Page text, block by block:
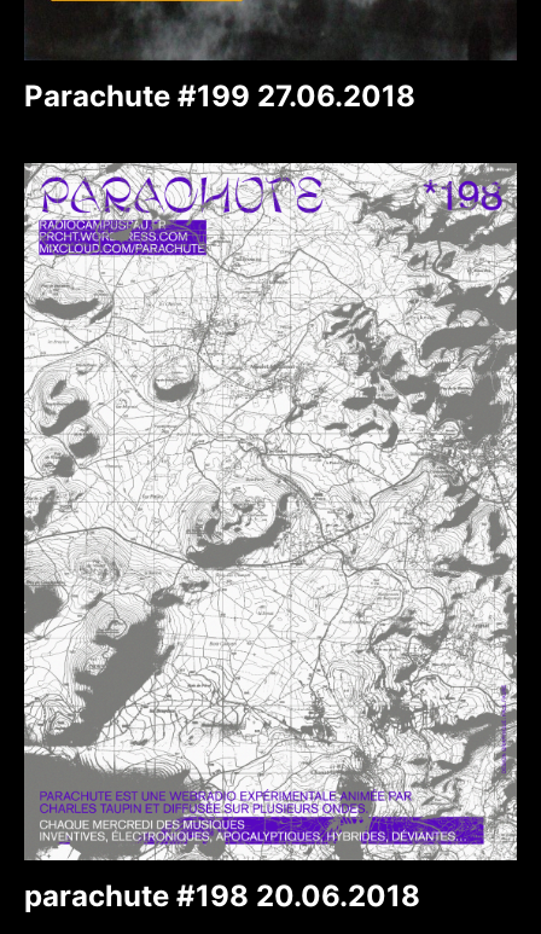
Parachute #199 27.06.2018
parachute #198 20.06.2018